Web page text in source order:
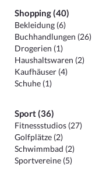
Shopping (40)
Bekleidung (6)
Buchhandlungen (26)
Drogerien (1)
Haushaltswaren (2)
Kaufhäuser (4)
Schuhe (1)
Sport (36)
Fitnessstudios (27)
Golfplätze (2)
Schwimmbad (2)
Sportvereine (5)